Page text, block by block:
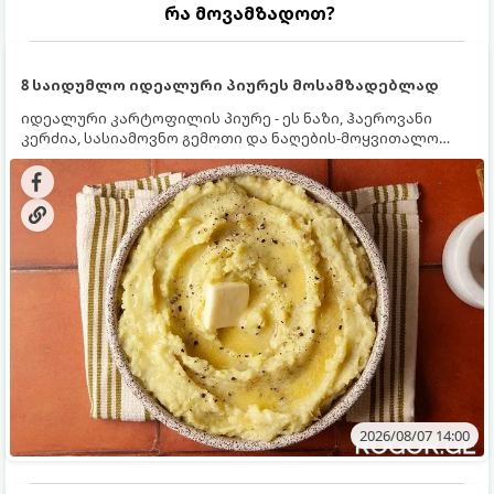
რა მოვამზადოთ?
8 საიდუმლო იდეალური პიურეს მოსამზადებლად
იდეალური კარტოფილის პიურე - ეს ნაზი, ჰაეროვანი
კერძია, სასიამოვნო გემოთი და ნაღების-მოყვითალო
ფერით. მისი მომზადება ძალიან მარტივია, მაგრამ
არსებობს რამდენიმე საიდუმლო, რომლებიც უნდა
იცოდეთ, რომ პიურე იდეალურად გემრიელი გამოვიდეს.
2026/08/07 14:00